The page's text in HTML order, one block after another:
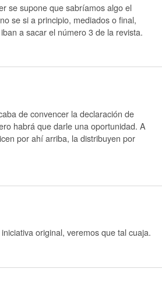
se supone que sabríamos algo el
se si a principio, mediados o final,
a sacar el número 3 de la revista.
de convencer la declaración de
habrá que darle una oportunidad. A
por ahí arriba, la distribuyen por
original, veremos que tal cuaja.